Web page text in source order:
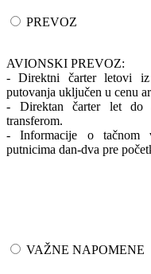
PREVOZ
AVIONSKI PREVOZ:
- Direktni čarter letovi iz
putovanja uključen u cenu
- Direktan čarter let do
transferom.
- Informacije o tačnom
putnicima dan-dva pre
VAŽNE NAPOMENE